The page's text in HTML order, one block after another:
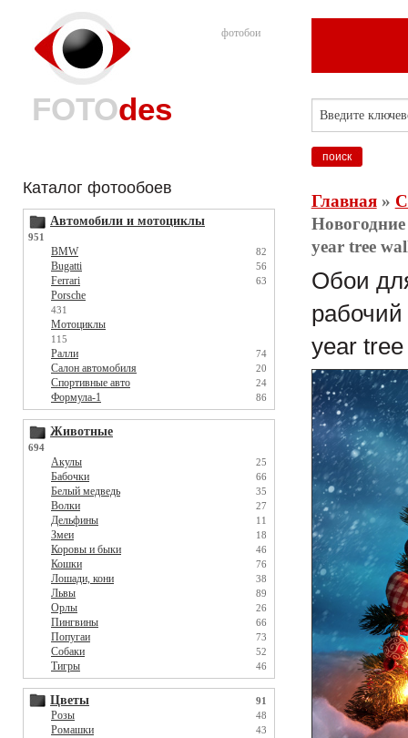
фотобои
FOTOdes
Каталог фотообоев
Автомобили и мотоциклы
951
BMW 82
Bugatti 56
Ferrari 63
Porsche
431
Мотоциклы
115
Ралли 74
Салон автомобиля 20
Спортивные авто 24
Формула-1 86
Животные
694
Акулы 25
Бабочки 66
Белый медведь 35
Волки 27
Дельфины 11
Змеи 18
Коровы и быки 46
Кошки 76
Лошади, кони 38
Львы 89
Орлы 26
Пингвины 66
Попугаи 73
Собаки 52
Тигры 46
Цветы 91
Розы 48
Ромашки 43
Главная»
year tree
Обои
рабочий
year